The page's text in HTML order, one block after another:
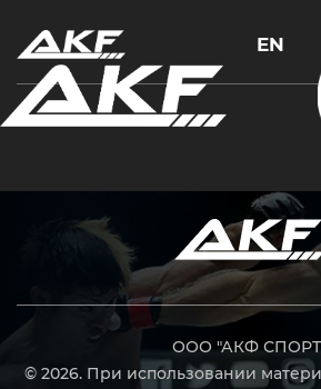
EN
ООО "АКФ
© 2026. При использовании
Нажмите Enter для поиска или Esc,